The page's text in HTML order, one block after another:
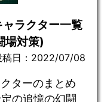
ラクター一覧
場対策)
稿日：2022/07/08
ターのまとめ
の追憶の幻闘